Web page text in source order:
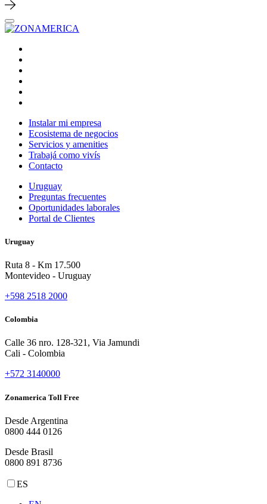
Instalar mi empresa
Ecosistema de negocios
Servicios y amenities
Trabajá como vivís
Contacto
Uruguay
Preguntas frecuentes
Oportunidades laborales
Portal de Clientes
Uruguay
Ruta 8 - Km 17.500
Montevideo - Uruguay
+598 2518 2000
Colombia
Calle 36 nro. 128-321, Via Jamundi
Cali - Colombia
+572 3140000
Zonamerica Toll Free
Desde Argentina
0800 444 0126
Desde Brasil
0800 891 8736
ES